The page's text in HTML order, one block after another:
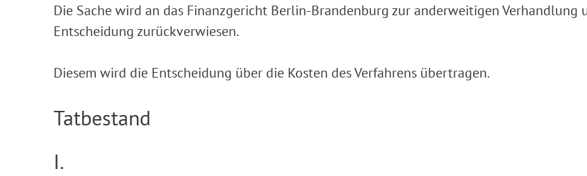
Die Sache wird an das Finanzgericht Berlin-Brandenburg zur anderweitigen Verhandlung
Entscheidung zurückverwiesen.
Diesem wird die Entscheidung über die Kosten des Verfahrens übertragen.
Tatbestand
I.